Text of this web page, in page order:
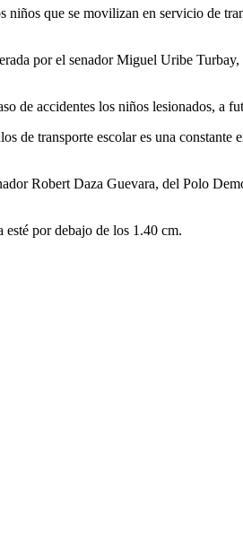
que se movilizan en servicio de
por el senador Miguel Uribe
de accidentes los niños lesionados, a
transporte escolar es una constante
Robert Daza Guevara, del Polo
por debajo de los 1.40 cm.